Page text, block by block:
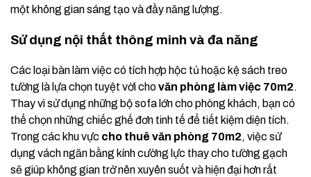
một không gian sáng tạo và đầy năng lượng.
Sử dụng nội thất thông minh và đa năng
Các loại bàn làm việc có tích hợp hộc tủ hoặc kệ sách treo
tường là lựa chọn tuyệt vời chovăn phòng làm việc 70m2.
Thay vì sử dụng những bộ sofa lớn cho phòng khách, bạn có
thể chọn những chiếc ghế đơn tinh tế để tiết kiệm diện tích.
Trong các khu vực cho thuê văn phòng 70m2, việc sử
dụng vách ngăn bằng kính cường lực thay cho tường gạch
sẽ giúp không gian trở nên xuyên suốt và hiện đại hơn rất